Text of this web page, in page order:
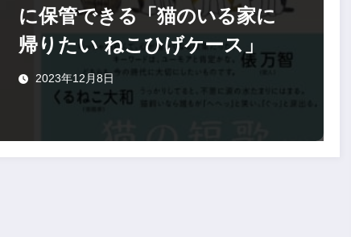
に保管できる「猫のいる家に
帰りたい ねこひげケース」
2023年12月8日